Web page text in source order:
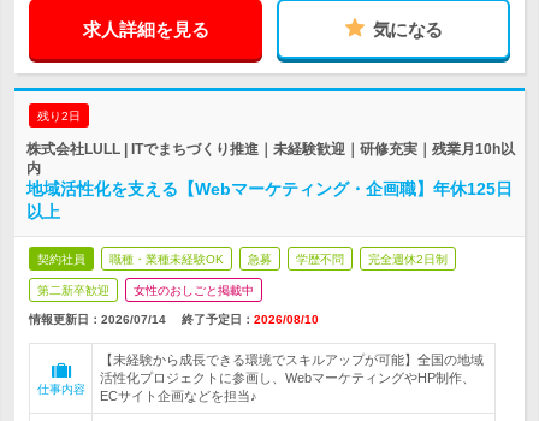
求人詳細を見る 気になる
残り2日
株式会社LULL | ITでまちづくり推進｜未経験歓迎｜研修充実｜残業月10h以
内
地域活性化を支える【Webマーケティング・企画職】年休125日
以上
契約社員 職種・業種未経験OK 急募 学歴不問 完全週休2日制
第二新卒歓迎 女性のおしごと掲載中
情報更新日：2026/07/14 終了予定日： 2026/08/10
仕事内容
【未経験から成長できる環境でスキルアップが可能】全国の地域
活性化プロジェクトに参画し、WebマーケティングやHP制作、
ECサイト企画などを担当♪